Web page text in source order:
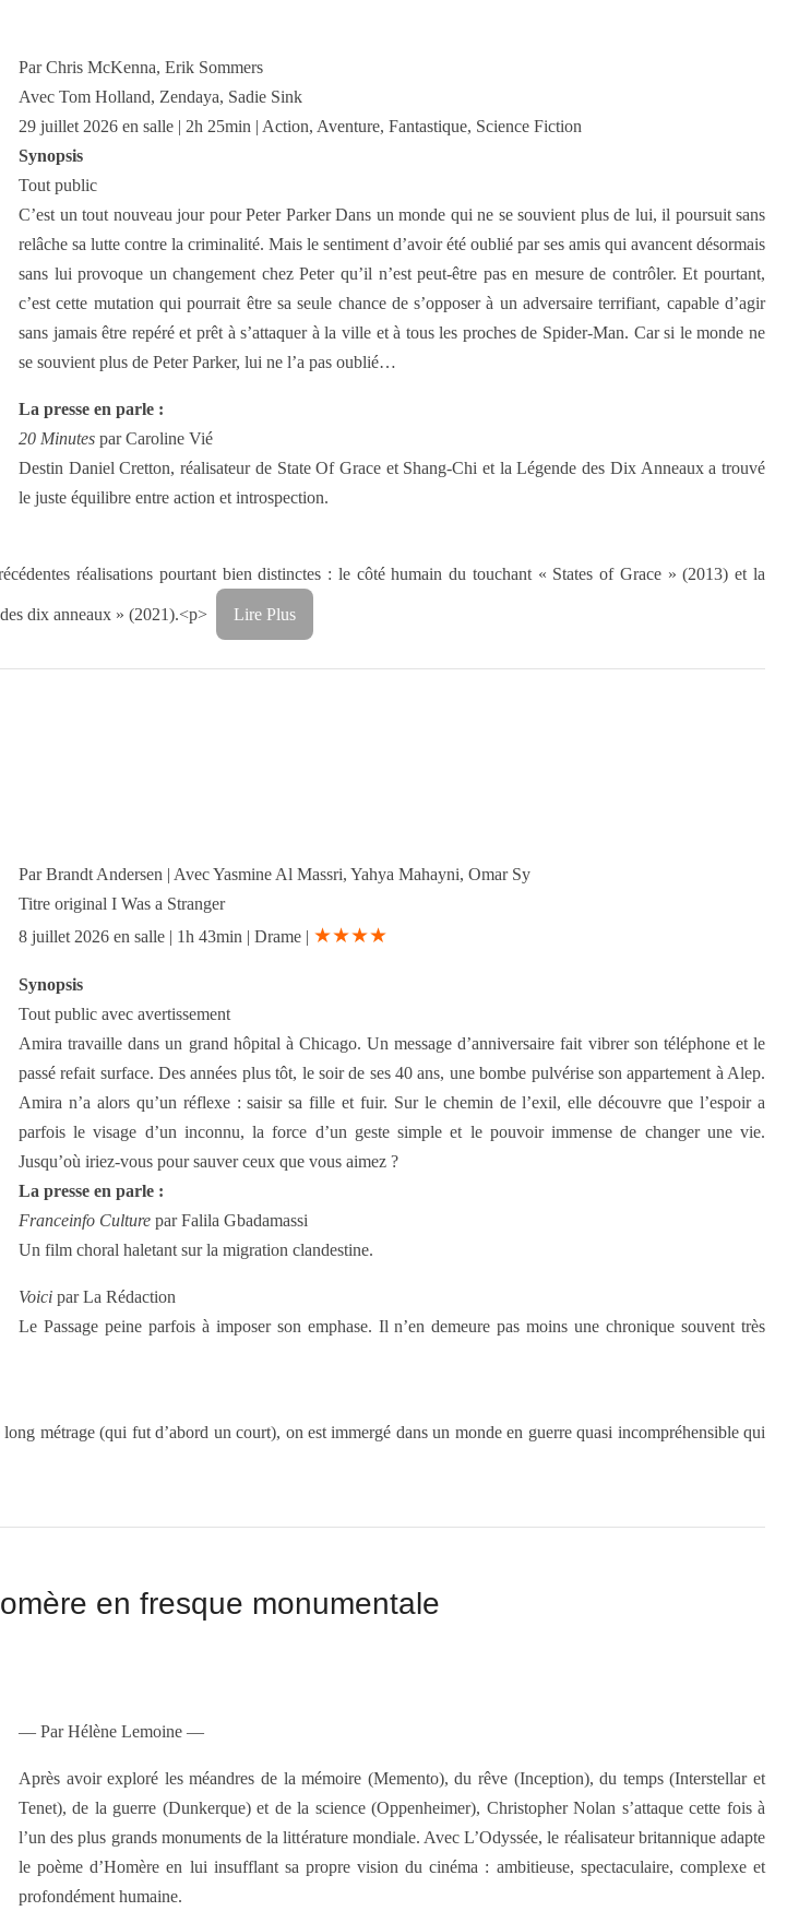
Par Chris McKenna, Erik Sommers
Avec Tom Holland, Zendaya, Sadie Sink
29 juillet 2026 en salle | 2h 25min | Action, Aventure, Fantastique, Science Fiction
Synopsis
Tout public
C’est un tout nouveau jour pour Peter Parker Dans un monde qui ne se souvient plus de lui, il poursuit sans
relâche sa lutte contre la criminalité. Mais le sentiment d’avoir été oublié par ses amis qui avancent désormais
sans lui provoque un changement chez Peter qu’il n’est peut-être pas en mesure de contrôler. Et pourtant,
c’est cette mutation qui pourrait être sa seule chance de s’opposer à un adversaire terrifiant, capable d’agir
sans jamais être repéré et prêt à s’attaquer à la ville et à tous les proches de Spider-Man. Car si le monde ne
se souvient plus de Peter Parker, lui ne l’a pas oublié…
La presse en parle :
20 Minutes par Caroline Vié
Destin Daniel Cretton, réalisateur de State Of Grace et Shang-Chi et la Légende des Dix Anneaux a trouvé
le juste équilibre entre action et introspection.
réalisations pourtant bien distinctes : le côté humain du touchant « States of Grace » (2013) et la
dix anneaux » (2021).<p> Lire Plus
Par Brandt Andersen | Avec Yasmine Al Massri, Yahya Mahayni, Omar Sy
Titre original I Was a Stranger
8 juillet 2026 en salle | 1h 43min | Drame | ★★★★
Synopsis
Tout public avec avertissement
Amira travaille dans un grand hôpital à Chicago. Un message d’anniversaire fait vibrer son téléphone et le
passé refait surface. Des années plus tôt, le soir de ses 40 ans, une bombe pulvérise son appartement à Alep.
Amira n’a alors qu’un réflexe : saisir sa fille et fuir. Sur le chemin de l’exil, elle découvre que l’espoir a
parfois le visage d’un inconnu, la force d’un geste simple et le pouvoir immense de changer une vie.
Jusqu’où iriez-vous pour sauver ceux que vous aimez ?
La presse en parle :
Franceinfo Culture par Falila Gbadamassi
Un film choral haletant sur la migration clandestine.
Voici par La Rédaction
Le Passage peine parfois à imposer son emphase. Il n’en demeure pas moins une chronique souvent très
métrage (qui fut d’abord un court), on est immergé dans un monde en guerre quasi incompréhensible qui
en fresque monumentale
— Par Hélène Lemoine —
Après avoir exploré les méandres de la mémoire (Memento), du rêve (Inception), du temps (Interstellar et
Tenet), de la guerre (Dunkerque) et de la science (Oppenheimer), Christopher Nolan s’attaque cette fois à
l’un des plus grands monuments de la littérature mondiale. Avec L’Odyssée, le réalisateur britannique adapte
le poème d’Homère en lui insufflant sa propre vision du cinéma : ambitieuse, spectaculaire, complexe et
profondément humaine.